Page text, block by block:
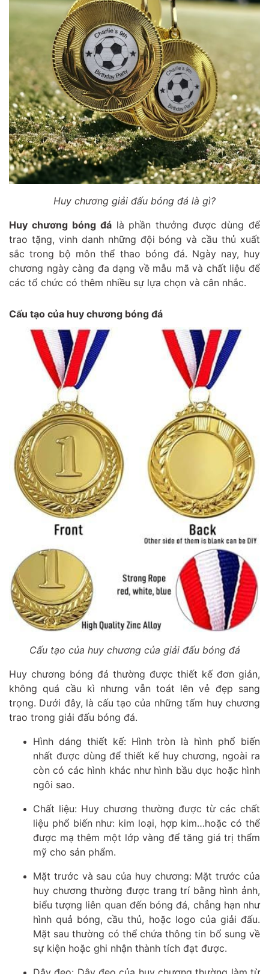
Huy chương giải đấu bóng đá là gì?
Huy chương bóng đálà phần thưởng được dùng để
trao tặng, vinh danh những đội bóng và cầu thủ xuất
sắc trong bộ môn thể thao bóng đá. Ngày nay, huy
chương ngày càng đa dạng về mẫu mã và chất liệu để
các tổ chức có thêm nhiều sự lựa chọn và cân nhắc.
Cấu tạo của huy chương bóng đá
Cấu tạo của huy chương của giải đấu bóng đá
Huy chương bóng đá thường được thiết kế đơn giản,
không quá cầu kì nhưng vẫn toát lên vẻ đẹp sang
trọng. Dưới đây, là cấu tạo của những tấm huy chương
trao trong giải đấu bóng đá.
Hình dáng thiết kế: Hình tròn là hình phổ biến
nhất được dùng để thiết kế huy chương, ngoài ra
còn có các hình khác như hình bầu dục hoặc hình
ngôi sao.
Chất liệu: Huy chương thường được từ các chất
liệu phổ biến như: kim loại, hợp kim…hoặc có thể
được mạ thêm một lớp vàng để tăng giá trị thẩm
mỹ cho sản phẩm.
Mặt trước và sau của huy chương: Mặt trước của
huy chương thường được trang trí bằng hình ảnh,
biểu tượng liên quan đến bóng đá, chẳng hạn như
hình quả bóng, cầu thủ, hoặc logo của giải đấu.
Mặt sau thường có thể chứa thông tin bổ sung về
sự kiện hoặc ghi nhận thành tích đạt được.